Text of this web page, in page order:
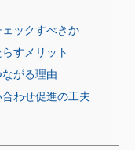
ェックすべきか
すメリット
がる理由
わせ促進の工夫